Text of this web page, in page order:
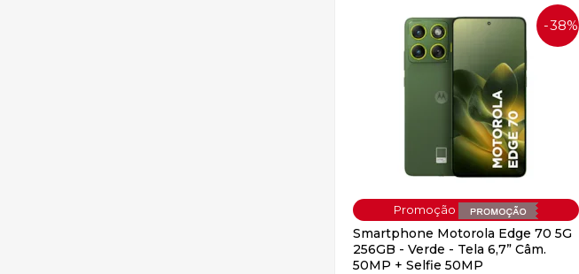
38%
Smartphone Motorola Edge 70 5G
256GB - Verde - Tela 6,7” Câm.
50MP + Selfie 50MP